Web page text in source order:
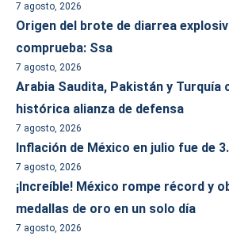
7 agosto, 2026
Origen del brote de diarrea
comprueba: Ssa
7 agosto, 2026
Arabia Saudita, Pakistán y Turquía
histórica alianza de defensa
7 agosto, 2026
Inflación de México en julio fue de
7 agosto, 2026
¡Increíble! México rompe récord y
medallas de oro en un solo día
7 agosto, 2026